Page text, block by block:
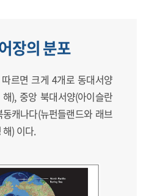
장의 분포
르면 크게 4개로 동대서양
), 중앙 북대서양(아이슬란
캐나다(뉴펀들랜드와 래브
) 이다.